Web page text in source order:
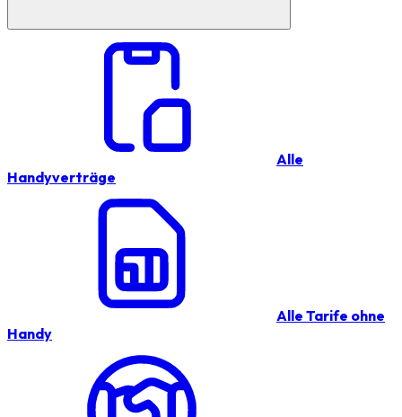
Alle
Handyverträge
Alle Tarife ohne
Handy